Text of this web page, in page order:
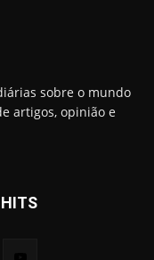
sobre o mundo
artigos, opinião e